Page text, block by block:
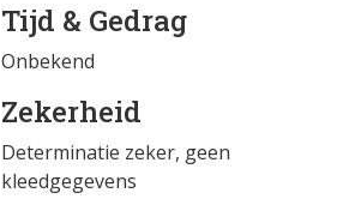
Tijd & Gedrag
Onbekend
Zekerheid
Determinatie zeker, geen
kleedgegevens